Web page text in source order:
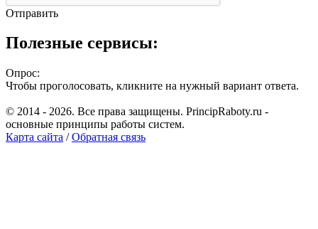
Отправить
Полезные сервисы:
Опрос:
Чтобы проголосовать, кликните на нужный вариант ответа.
© 2014 - 2026. Все права защищены. PrincipRaboty.ru -
основные принципы работы систем.
Карта сайта /Обратная связь